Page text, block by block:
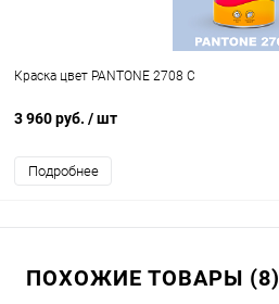
Краска цвет PANTONE 2708 C
3 960 руб. / шт
Подробнее
ПОХОЖИЕ ТОВАРЫ (8)